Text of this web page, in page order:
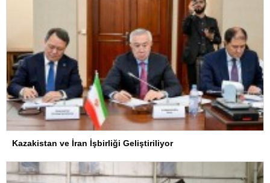
Kazakistan ve İran İşbirliği Geliştiriliyor